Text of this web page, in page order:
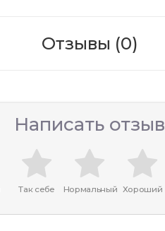
Отзывы (0)
Написать отзыв
Так себе Нормальный Хороший